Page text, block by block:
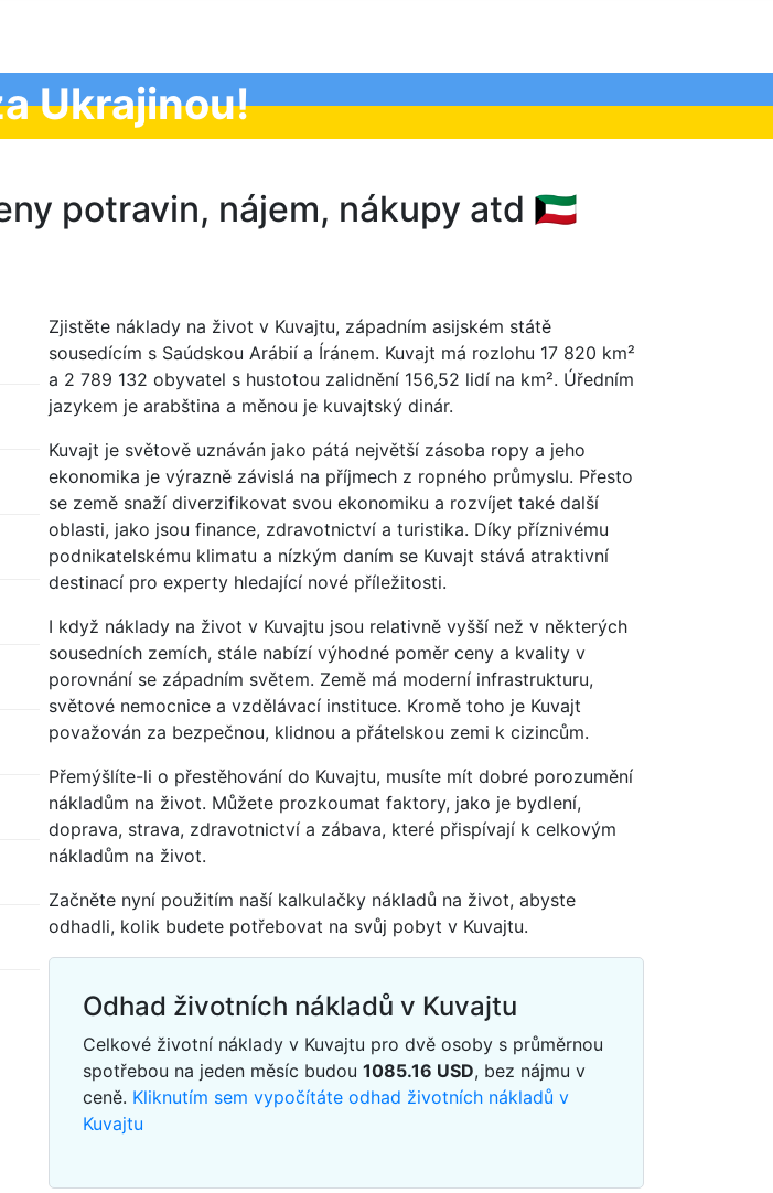
Ukrajinou!
potravin, nájem, nákupy atd 🇰🇼
Zjistěte náklady na život v Kuvajtu, západním asijském státě
sousedícím s Saúdskou Arábií a Íránem. Kuvajt má rozlohu 17 820 km²
a 2 789 132 obyvatel s hustotou zalidnění 156,52 lidí na km². Úředním
jazykem je arabština a měnou je kuvajtský dinár.
Kuvajt je světově uznáván jako pátá největší zásoba ropy a jeho
ekonomika je výrazně závislá na příjmech z ropného průmyslu. Přesto
se země snaží diverzifikovat svou ekonomiku a rozvíjet také další
oblasti, jako jsou finance, zdravotnictví a turistika. Díky příznivému
podnikatelskému klimatu a nízkým daním se Kuvajt stává atraktivní
destinací pro experty hledající nové příležitosti.
I když náklady na život v Kuvajtu jsou relativně vyšší než v některých
sousedních zemích, stále nabízí výhodné poměr ceny a kvality v
porovnání se západním světem. Země má moderní infrastrukturu,
světové nemocnice a vzdělávací instituce. Kromě toho je Kuvajt
považován za bezpečnou, klidnou a přátelskou zemi k cizincům.
Přemýšlíte-li o přestěhování do Kuvajtu, musíte mít dobré porozumění
nákladům na život. Můžete prozkoumat faktory, jako je bydlení,
doprava, strava, zdravotnictví a zábava, které přispívají k celkovým
nákladům na život.
Začněte nyní použitím naší kalkulačky nákladů na život, abyste
odhadli, kolik budete potřebovat na svůj pobyt v Kuvajtu.
Odhad životních nákladů v Kuvajtu
Celkové životní náklady v Kuvajtu pro dvě osoby s průměrnou
spotřebou na jeden měsíc budou 1085.16 USD, bez nájmu v
ceně. Kliknutím sem vypočítáte odhad životních nákladů v
Kuvajtu